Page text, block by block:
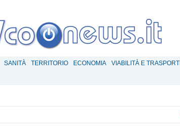
SANITÀ TERRITORIO ECONOMIA VIABILITÀ E TRASPORTI